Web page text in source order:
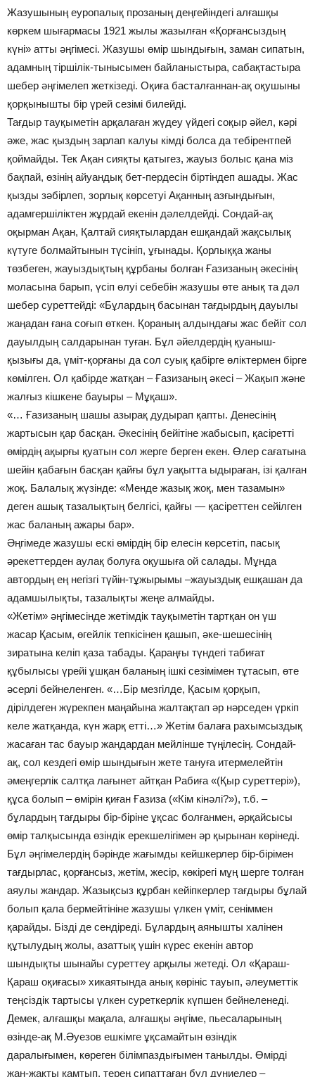
Жазушының еуропалық прозаның деңгейіндегі алғашқы
көркем шығармасы 1921 жылы жазылған «Қорғансыздың
күні» атты әңгімесі. Жазушы өмір шындығын, заман сипатын,
адамның тіршілік-тынысымен байланыстыра, сабақтастыра
шебер әңгімелеп жеткізеді. Оқиға басталғаннан-ақ оқушыны
қорқынышты бір үрей сезімі билейді.
Тағдыр тауқыметін арқалаған жүдеу үйдегі соқыр әйел, кәрі
әже, жас қыздың зарлап калуы кімді болса да тебірентпей
қоймайды. Тек Ақан сияқты қатыгез, жауыз болыс қана міз
бақпай, өзінің айуандық бет-пердесін біртіндеп ашады. Жас
қызды зәбірлеп, зорлық көрсетуі Ақанның азғындығын,
адамгершіліктен жұрдай екенін дәлелдейді. Сондай-ақ
оқырман Ақан, Қалтай сияқтылардан ешқандай жақсылық
күтуге болмайтынын түсініп, ұғынады. Қорлыққа жаны
төзбеген, жауыздықтың құрбаны болған Ғазизаның әкесінің
моласына барып, үсіп өлуі себебін жазушы өте анық та дәл
шебер суреттейді: «Бұлардың басынан тағдырдың дауылы
жаңадан ғана соғып өткен. Қораның алдындағы жас бейіт сол
дауылдың салдарынан туған. Бұл әйелдердің қуаныш-
қызығы да, үміт-қорғаны да сол суық қабірге өліктермен бірге
көмілген. Ол қабірде жатқан – Ғазизаның әкесі – Жақып және
жалғыз кішкене бауыры – Мұқаш».
«… Ғазизаның шашы азырақ дудырап қапты. Денесінің
жартысын қар басқан. Әкесінің бейітіне жабысып, қасіретті
өмірдің ақырғы қуатын сол жерге берген екен. Өлер сағатына
шейін қабағын басқан қайғы бұл уақытта ыдыраған, ізі қалған
жоқ. Балалық жүзінде: «Менде жазық жоқ, мен тазамын»
деген ашық тазалықтың белгісі, қайғы — қасіреттен сейілген
жас баланың ажары бар».
Әңгімеде жазушы ескі өмірдің бір елесін көрсетіп, пасық
әрекеттерден аулақ болуға оқушыға ой салады. Мұнда
автордың ең негізгі түйін-тұжырымы –жауыздық ешқашан да
адамшылықты, тазалықты жеңе алмайды.
«Жетім» әңгімесінде жетімдік тауқыметін тартқан он үш
жасар Қасым, өгейлік тепкісінен қашып, әке-шешесінің
зиратына келіп қаза табады. Қараңғы түндегі табиғат
құбылысы үрейі ұшқан баланың ішкі сезімімен тұтасып, өте
әсерлі бейнеленген. «…Бір мезгілде, Қасым қорқып,
дірілдеген жүрекпен маңайына жалтақтап әр нәрседен үркіп
келе жатқанда, күн жарқ етті…» Жетім балаға рахымсыздық
жасаған тас бауыр жандардан мейлінше түңілесің. Сондай-
ақ, сол кездегі өмір шындығын жете тануға итермелейтін
әмеңгерлік салтқа лағынет айтқан Рабиға «(Қыр суреттері»),
құса болып – өмірін қиған Ғазиза («Кім кінәлі?»), т.б. –
бұлардың тағдыры бір-біріне ұқсас болғанмен, әрқайсысы
өмір талқысында өзіндік ерекшелігімен әр қырынан көрінеді.
Бұл әңгімелердің бәрінде жағымды кейшкерлер бір-бірімен
тағдырлас, қорғансыз, жетім, жесір, көкірегі мұң шерге толған
аяулы жандар. Жазықсыз құрбан кейіпкерлер тағдыры бұлай
болып қала бермейтініне жазушы үлкен үміт, сеніммен
қарайды. Бізді де сендіреді. Бұлардың аянышты халінен
құтылудың жолы, азаттық үшін күрес екенін автор
шындықты шынайы суреттеу арқылы жетеді. Ол «Қараш-
Қараш оқиғасы» хикаятында анық көрініс тауып, әлеуметтік
теңсіздік тартысы үлкен суреткерлік күпшен бейнеленеді.
Демек, алғашқы мақала, алғашқы әңгіме, пьесаларының
өзінде-ақ М.Әуезов ешкімге ұқсамайтын өзіндік
даралығымен, көреген білімпаздығымен танылды. Өмірді
жан-жақты қамтып, терең сипаттаған бұл дүниелер –